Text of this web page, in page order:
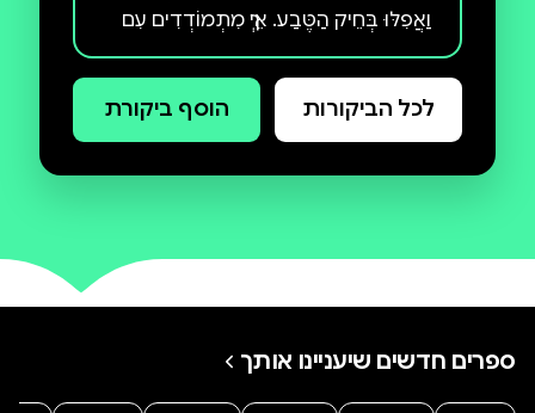
וַאֲפִלּוּ בְּחֵיק הַטֶּבַע. אֵיךְ מִתְמוֹדְדִים עִם
הַצֹּרֶךְ שֶׁל הַיְּלָדִים לָשֶׁבֶת מוּל מָסַכִּים
הַרְבֵּה מֵעֵבֶר לָרָצוּי? מָה כְּדַאי לַעֲשׂוֹת
כְּדֵי שֶׁהֵם יַחְזְרוּ לְשַׂחֵק זֶה עִם זֶה וְלֵהָנוֹת
לכל הביקורות הוסף ביקורת
ספרים חדשים שיעניינו אותך